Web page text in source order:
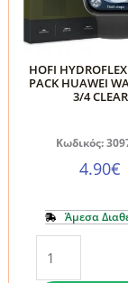
Pack
ποσότητα
HOFI
PACK HUAWEI
3/4 CLEAR
Κωδικός:
4.90€
Άμεσα